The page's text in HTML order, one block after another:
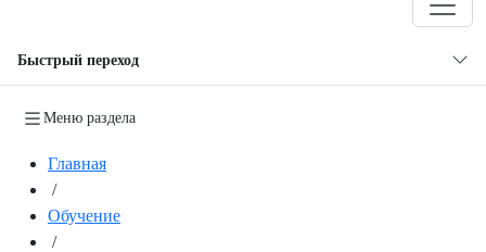
Быстрый переход
Меню раздела
Главная
/
Обучение
/